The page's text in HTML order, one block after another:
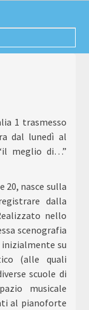
1 trasmesso
dal lunedì al
meglio di…”
20, nasce sulla
dalla
nello
scenografia
inizialmente su
(alle quali
scuole di
musicale
al pianoforte